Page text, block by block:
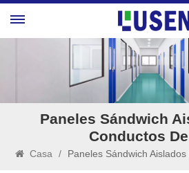
Paneles Sándwich
Conductos
Casa / Paneles Sándwich